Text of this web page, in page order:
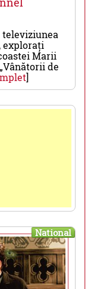
televiziunea
explorați
Marii
de
]
National